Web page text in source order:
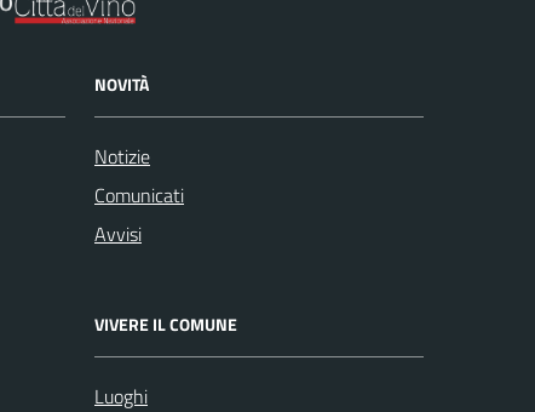
NOVITÀ
Notizie
Comunicati
Avvisi
VIVERE IL COMUNE
Luoghi